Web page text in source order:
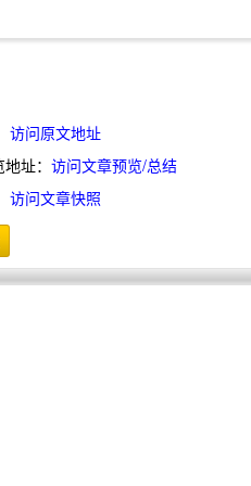
访问原文地址
址： 访问文章预览/总结
访问文章快照